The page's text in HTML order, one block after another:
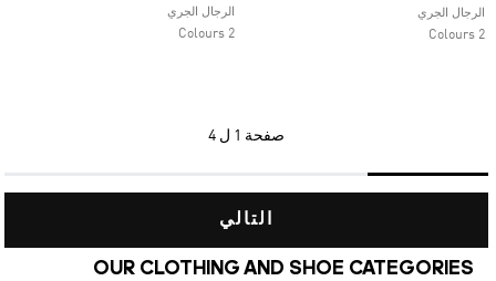
الرجال الجري
2 Colours
الرجال الجري
2 Colours
صفحة 1 ل 4
التالي
OUR CLOTHING AND SHOE CATEGORIES